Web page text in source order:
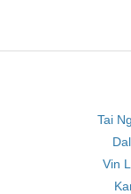
Tai
Vin